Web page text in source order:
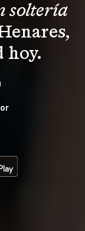
soltería
hoy.